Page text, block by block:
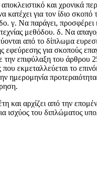
και χρονικά
για τον ίδιο
γ. Να παράγει, προσφέρει
μεθόδου. δ. Να
από το δίπλωμα
εφεύρεσης για σκοπούς
επιφύλαξη του
το
και αρχίζει από την
ισχύος του διπλώματος